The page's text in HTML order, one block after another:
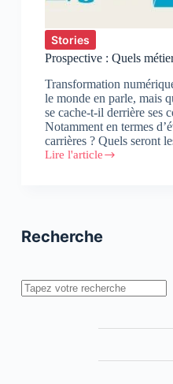
Stories
Prospective : Quels
Transformation
le monde en parle, mais
se cache-t-il derrière ses
Notamment en termes
carrières ? Quels seront
Lire l'article
Prospective
?
Recherche
Rechercher